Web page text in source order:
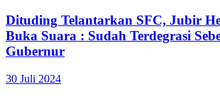
Dituding Telantarkan SFC, Jubir
Buka Suara : Sudah Terdegrasi
Gubernur
30 Juli 2024